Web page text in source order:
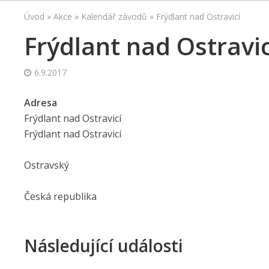
Úvod » Akce » Kalendář závodů » Frýdlant nad Ostravicí
Frýdlant nad
6.9.2017
Adresa
Frýdlant nad Ostravicí
Frýdlant nad Ostravicí
Ostravský
Česká republika
Následující události